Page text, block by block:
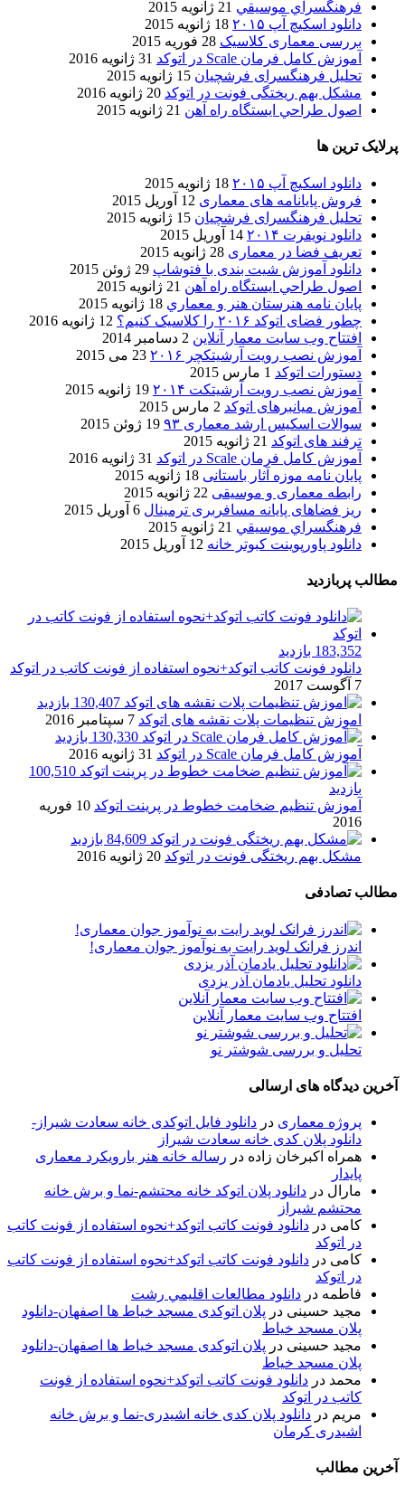
فرهنگسراي موسيقي 21 ژانویه 2015
دانلود اسکیچ آپ ۲۰۱۵
18 ژانویه 2015
بررسی معماری کلاسیک 28 فوریه 2015
آموزش کامل فرمان Scale در اتوکد
31 ژانویه 2016
تحلیل فرهنگسرای فرشچیان 15 ژانویه 2015
مشکل بهم ریختگی فونت در اتوکد 20 ژانویه 2016
اصول طراحي ایستگاه راه آهن 21 ژانویه 2015
پرلایک ترین ها
دانلود اسکیچ آپ ۲۰۱۵
18 ژانویه 2015
فروش پایانامه های معماری 12 آوریل 2015
تحلیل فرهنگسرای فرشچیان 15 ژانویه 2015
دانلود نویفرت ۲۰۱۴
14 آوریل 2015
تعریف فضا در معماری 28 ژانویه 2015
دانلود آموزش شیت بندی با فتوشاپ 29 ژوئن 2015
اصول طراحي ایستگاه راه آهن 21 ژانویه 2015
پایان نامه هنرستان هنر و معماري 18 ژانویه 2015
چطور فضای اتوکد ۲۰۱۶ را کلاسیک کنیم؟
12 ژانویه 2016
افتتاح وب سایت معمار آنلاین 2 دسامبر 2014
آموزش نصب رویت آرشیتکچر ۲۰۱۶
23 می 2015
دستورات اتوکد 1 مارس 2015
آموزش نصب رویت آرشیتکت ۲۰۱۴
19 ژانویه 2015
آموزش میانبرهای اتوکد 2 مارس 2015
سوالات اسکیس ارشد معماری ۹۳
19 ژوئن 2015
ترفند های اتوکد 21 ژانویه 2015
آموزش کامل فرمان Scale در اتوکد
31 ژانویه 2016
پایان نامه موزه آثار باستانی 18 ژانویه 2015
رابطه معماری و موسیقی 22 ژانویه 2015
ریز فضاهای پایانه مسافربری ترمینال 6 آوریل 2015
فرهنگسراي موسيقي 21 ژانویه 2015
دانلود پاورپوینت کبوتر خانه 12 آوریل 2015
مطالب پربازدید
183,352 بازدید
دانلود فونت کاتب اتوکد+نحوه استفاده از فونت کاتب در اتوکد
7 آگوست 2017
130,407 بازدید
اموزش تنظیمات پلات نقشه های اتوکد 7 سپتامبر 2016
130,330 بازدید
آموزش کامل فرمان Scale در اتوکد
31 ژانویه 2016
100,510
بازدید
آموزش تنظیم ضخامت خطوط در پرینت اتوکد
10 فوریه
2016
84,609 بازدید
مشکل بهم ریختگی فونت در اتوکد 20 ژانویه 2016
مطالب تصادفی
اندرز فرانک لوید رایت به نوآموز جوان معماری!
دانلود تحلیل یادمان آذر یزدی
افتتاح وب سایت معمار آنلاین
تحلیل و بررسی شوشتر نو
آخرین دیدگاه های ارسالی
پروژه معماری در دانلود فایل اتوکدی خانه سعادت شیراز-
دانلود پلان کدی خانه سعادت شیراز
همراه اکبرخان زاده در رساله خانه هنر بارویکرد معماری
پایدار
مارال در دانلود پلان اتوکد خانه محتشم-نما و برش خانه
محتشم شیراز
کامی در دانلود فونت کاتب اتوکد+نحوه استفاده از فونت کاتب
در اتوکد
کامی در دانلود فونت کاتب اتوکد+نحوه استفاده از فونت کاتب
در اتوکد
فاطمه در دانلود مطالعات اقليمي رشت
مجید حسینی در پلان اتوکدی مسجد خیاط ها اصفهان-دانلود
پلان مسجد خیاط
مجید حسینی در پلان اتوکدی مسجد خیاط ها اصفهان-دانلود
پلان مسجد خیاط
محمد در دانلود فونت کاتب اتوکد+نحوه استفاده از فونت
کاتب در اتوکد
مریم در دانلود پلان کدی خانه اشیدری-نما و برش خانه
اشیدری کرمان
آخرین مطالب